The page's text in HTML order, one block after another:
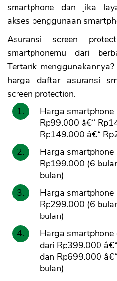
smartphone dan jika
akses penggunaan
Asuransi screen
smartphonemu dari
Tertarik
harga daftar asuransi
screen protection.
Harga
Rp99.000 â€“
Rp149.000 â€“
Harga
Rp199.000 (6
bulan)
Harga
Rp299.000 (6
bulan)
Harga
dari Rp399.000
dan Rp699.000
bulan)